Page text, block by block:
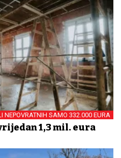
NEPOVRATNIH SAMO 332.000 EURA
1,3 mil. eura